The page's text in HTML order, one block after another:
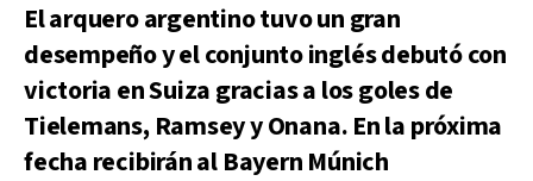
El arquero argentino tuvo un gran
desempeño y el conjunto inglés debutó con
victoria en Suiza gracias a los goles de
Tielemans, Ramsey y Onana. En la próxima
fecha recibirán al Bayern Múnich